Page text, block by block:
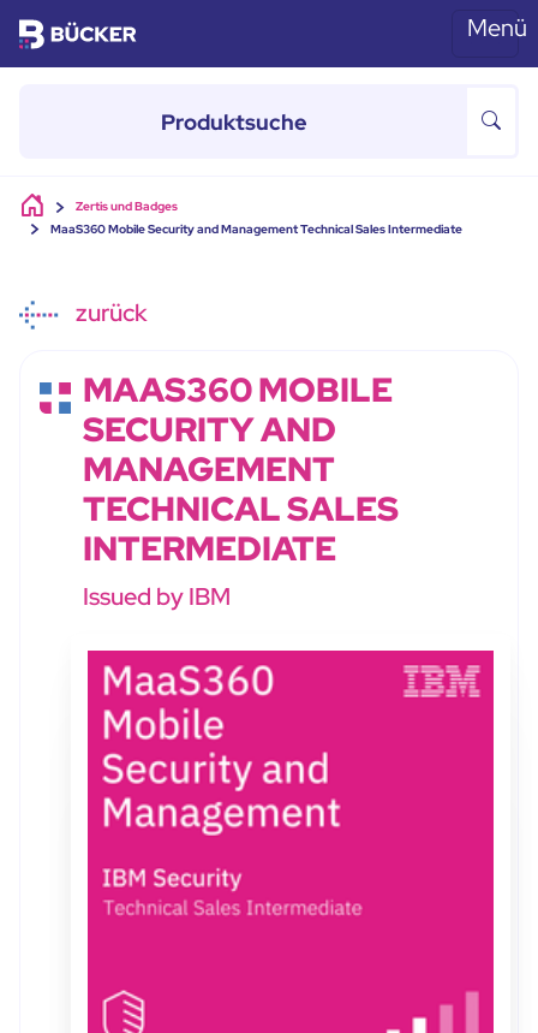
Skip to main content Menü
Zertis und Badges
MaaS360 Mobile Security and Management Technical Sales Intermediate
zurück
MAAS360 MOBILE
SECURITY AND
MANAGEMENT
TECHNICAL SALES
INTERMEDIATE
Issued by IBM